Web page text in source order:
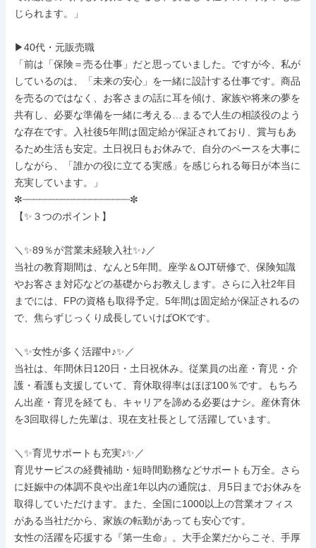
じられます。」
▶40代・元販売職
「前は「保険＝売る仕事」だと思っていました。ですが今、私が
しているのは、「未来の安心」を一緒に設計する仕事です。商品
を売るのではなく、お客さまの話に耳を傾け、家族や将来の夢を
共有し、必要な準備を一緒に考える…まるで人生の相談役のよう
な存在です。入社後5年間は固定給が保証されており、賞与もあ
るため生活も安定。土日祝日もお休みで、自分のペースを大事に
しながら、「誰かの役に立てる実感」を感じられる毎日が本当に
充実しています。」
✼┈┈┈┈┈┈┈┈┈┈┈┈┈┈┈┈┈┈┈✼
【✨３つのポイント】
＼✨89％が営業未経験入社✨♪／
当社の教育期間は、なんと5年間。座学＆OJT研修で、保険知識
やお客さま対応などの基礎からお教えします。さらに入社2年目
までには、FPの資格も取得予定。5年間は固定給が保証されるの
で、焦らずじっくり成長していけばOKです。
＼✨女性が多く活躍中♪✨／
当社は、年間休日120日・土日祝休み。従業員の出産・育児・介
護・看護も支援していて、育休取得率はほぼ100％です。もちろ
ん出産・育児を経ても、キャリアを諦める必要はナシ。産休育休
を3回取得した先輩は、現在支社長として活躍しています。
＼✨育児サポートも充実♪✨／
育児サービスの経費補助・短時間勤務などサポートも万全。さら
に妊娠中の体調不良や出産1年以内の通院は、月5日までお休みを
取得していただけます。また、全国に1000以上の営業オフィス
がある当社だから、家族の転勤があっても安心です。
女性の活躍を応援する『第一生命』。大手企業だからこそ、手厚